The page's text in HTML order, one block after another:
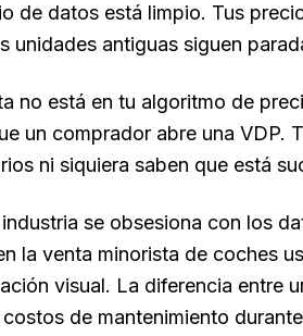
de datos está limpio. Tus
unidades antiguas siguen
no está en tu algoritmo de
un comprador abre una VDP.
ni siquiera saben que está
se obsesiona con los
la venta minorista de coches
visual. La diferencia entre
de mantenimiento